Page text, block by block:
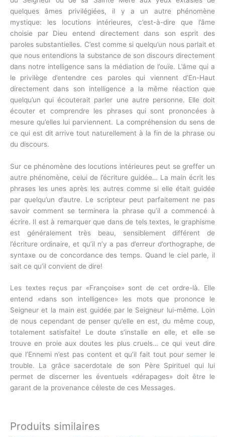
quelques âmes privilégiées, il y a un autre phénomène
mystique: les locutions intérieures, c’est-à-dire que l’âme
choisie par Dieu entend directement dans son esprit des
paroles substantielles. C’est comme si quelqu’un nous parlait et
que nous entendions la substance de son discours directement
dans notre intelligence sans la médiation de l’ouïe. L’âme qui a
le privilège d’entendre ces paroles qui viennent d’En-Haut
directement dans son intelligence a la même réaction que
quelqu’un qui écouterait parler une autre personne. Elle doit
écouter et comprendre les phrases qui sont prononcées à
mesure qu’elles lui parviennent. La compréhension du sens de
ce qui est dit arrive tout naturellement à la fin de la phrase ou
du discours.
Sur ce phénomène des locutions intérieures peut se greffer un
autre phénomène, celui de l’écriture guidée… La main écrit les
phrases les unes après les autres comme si elle était guidée
par quelqu’un d’autre. Le scripteur peut parfaitement ne pas
savoir comment se terminera la phrase qu’il a commencé à
écrire. Il est à remarquer que dans de tels textes, le graphisme
est généralement très beau, sensiblement différent de
l’écriture ordinaire, et qu’il n’y a pas d’erreur d’orthographe, de
syntaxe ou de concordance des temps. Quand le ciel parle, il
sait ce qu’il convient de dire!
Les textes reçus par «Françoise» sont de cet ordre-là. Elle
entend «dans son intelligence» les mots que prononce le
Seigneur et la main est guidée par le Seigneur lui-même. Loin
de nous cependant de penser qu’elle en est, du même coup,
totalement satisfaite! Le doute s’installe en elle, et elle se
trouve en proie aux doutes les plus cruels… ce qui veut dire
que l’Ennemi n’est pas content et qu’il fait tout pour semer le
trouble. La grâce sacerdotale de son Père Spirituel qui lui
permet de discerner les éventuels «dérapages» doit être le
garant de la provenance céleste de ces Messages.
Produits similaires